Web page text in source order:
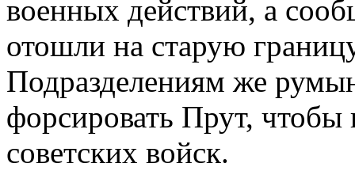
военных действий, а
отошли на старую
Подразделениям же
форсировать Прут, чтобы
советских войск.